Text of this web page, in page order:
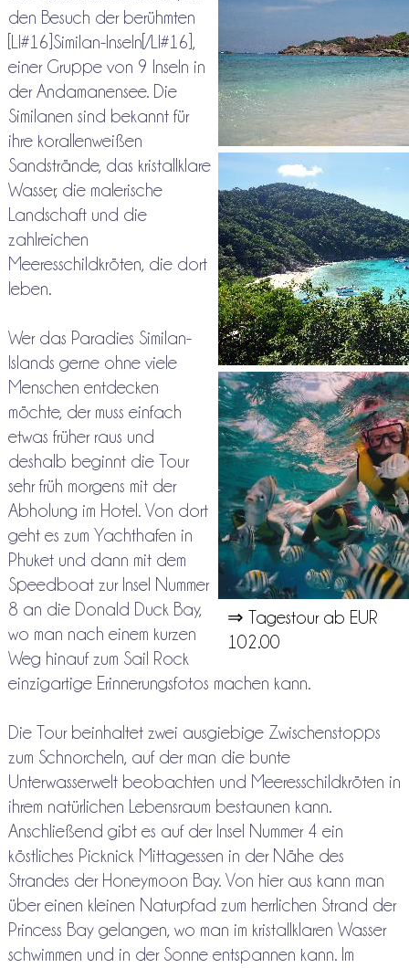
⇒ Tagestour ab EUR
102.00
den Besuch der berühmten
[LI#16]Similan-Inseln[/LI#16],
einer Gruppe von 9 Inseln in
der Andamanensee. Die
Similanen sind bekannt für
ihre korallenweißen
Sandstrände, das kristallklare
Wasser, die malerische
Landschaft und die
zahlreichen
Meeresschildkröten, die dort
leben.
Wer das Paradies Similan-
Islands gerne ohne viele
Menschen entdecken
möchte, der muss einfach
etwas früher raus und
deshalb beginnt die Tour
sehr früh morgens mit der
Abholung im Hotel. Von dort
geht es zum Yachthafen in
Phuket und dann mit dem
Speedboat zur Insel Nummer
8 an die Donald Duck Bay,
wo man nach einem kurzen
Weg hinauf zum Sail Rock
einzigartige Erinnerungsfotos machen kann.
Die Tour beinhaltet zwei ausgiebige Zwischenstopps
zum Schnorcheln, auf der man die bunte
Unterwasserwelt beobachten und Meeresschildkröten in
ihrem natürlichen Lebensraum bestaunen kann.
Anschließend gibt es auf der Insel Nummer 4 ein
köstliches Picknick Mittagessen in der Nähe des
Strandes der Honeymoon Bay. Von hier aus kann man
über einen kleinen Naturpfad zum herrlichen Strand der
Princess Bay gelangen, wo man im kristallklaren Wasser
schwimmen und in der Sonne entspannen kann. Im